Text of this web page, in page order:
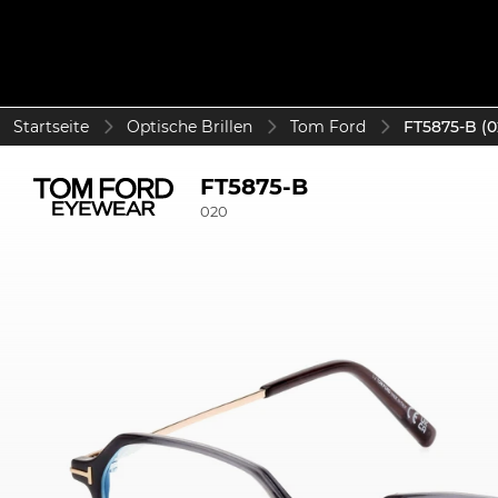
Startseite Optische Brillen Tom Ford FT5875-B
FT5875-B
020